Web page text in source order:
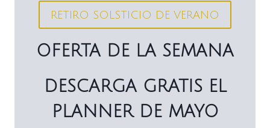
RETIRO SOLSTICIO DE VERANO
OFERTA DE LA SEMANA
DESCARGA GRATIS EL
PLANNER DE MAYO